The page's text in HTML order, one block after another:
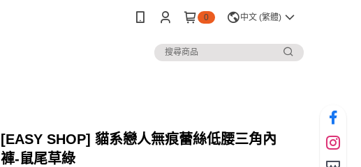
0 中文 (繁體)
[EASY SHOP] 貓系戀人無痕蕾絲低腰三角內
褲-鼠尾草綠